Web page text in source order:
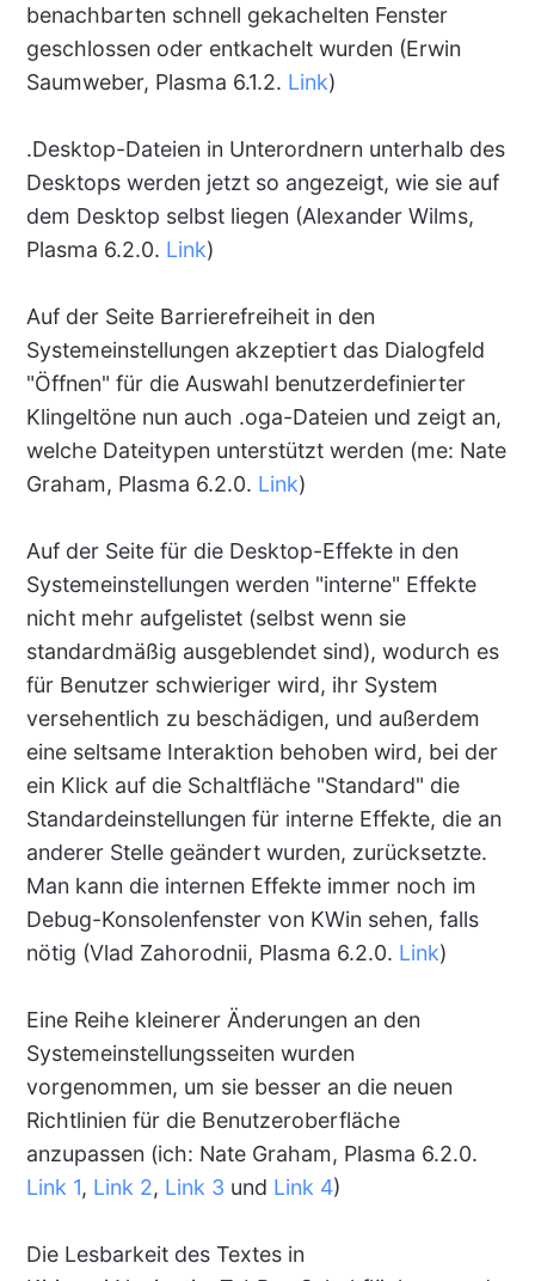
benachbarten schnell gekachelten Fenster
geschlossen oder entkachelt wurden (Erwin
Saumweber, Plasma 6.1.2. Link)
.Desktop-Dateien in Unterordnern unterhalb des
Desktops werden jetzt so angezeigt, wie sie auf
dem Desktop selbst liegen (Alexander Wilms,
Plasma 6.2.0. Link)
Auf der Seite Barrierefreiheit in den
Systemeinstellungen akzeptiert das Dialogfeld
"Öffnen" für die Auswahl benutzerdefinierter
Klingeltöne nun auch .oga-Dateien und zeigt an,
welche Dateitypen unterstützt werden (me: Nate
Graham, Plasma 6.2.0. Link)
Auf der Seite für die Desktop-Effekte in den
Systemeinstellungen werden "interne" Effekte
nicht mehr aufgelistet (selbst wenn sie
standardmäßig ausgeblendet sind), wodurch es
für Benutzer schwieriger wird, ihr System
versehentlich zu beschädigen, und außerdem
eine seltsame Interaktion behoben wird, bei der
ein Klick auf die Schaltfläche "Standard" die
Standardeinstellungen für interne Effekte, die an
anderer Stelle geändert wurden, zurücksetzte.
Man kann die internen Effekte immer noch im
Debug-Konsolenfenster von KWin sehen, falls
nötig (Vlad Zahorodnii, Plasma 6.2.0. Link)
Eine Reihe kleinerer Änderungen an den
Systemeinstellungsseiten wurden
vorgenommen, um sie besser an die neuen
Richtlinien für die Benutzeroberfläche
anzupassen (ich: Nate Graham, Plasma 6.2.0.
Link 1, Link 2, Link 3 und Link 4)
Die Lesbarkeit des Textes in